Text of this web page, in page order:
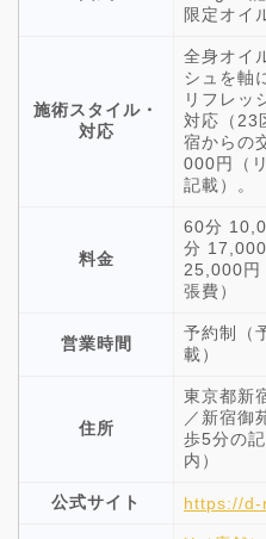
限定オイ
施術スタイル・
対応
全身オイ
シュを軸
リフレッ
対応（23
宿からの
000円（
記載）。
料金
60分
分
25,000円
張費）
営業時間
予約制（
載）
住所
東京都新
／新宿御
歩5分の
内）
公式サイト https://d-